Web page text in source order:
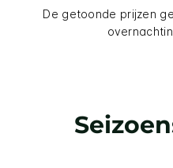
De getoonde prijzen